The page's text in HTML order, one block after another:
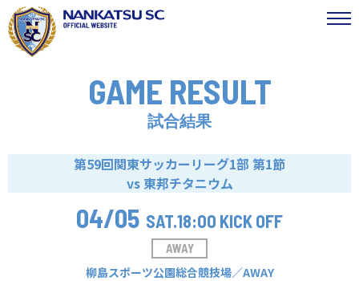
GAME RESULT
試合結果
第59回関東サッカーリーグ1部 第1節
vs 東邦チタニウム
04/05 SAT.18:00 KICK OFF
AWAY
柳島スポーツ公園総合競技場／AWAY